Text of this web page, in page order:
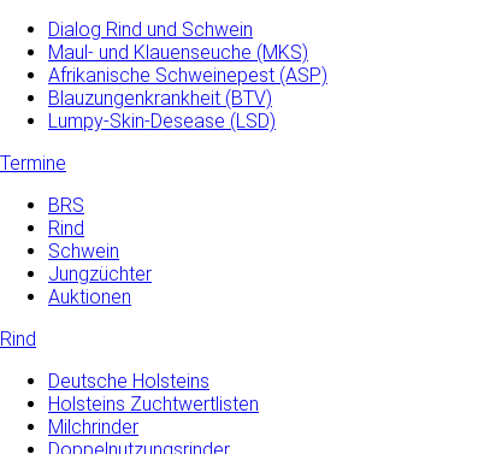
Dialog Rind und Schwein
Maul- und­ Klauenseuche­ (MKS)
Afrikanische Schweinepest (ASP)
Blauzungenkrankheit (BTV)
Lumpy-Skin-Desease (LSD)
Termine
BRS
Rind
Schwein
Jungzüchter
Auktionen
Rind
Deutsche Holsteins
Holsteins Zuchtwertlisten
Milchrinder